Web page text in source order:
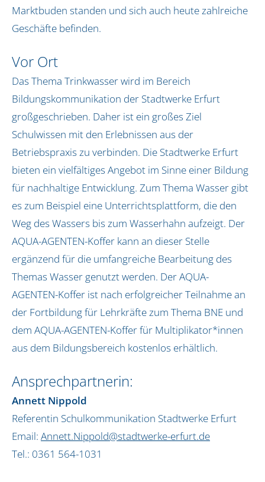
Bildungskonzept
Pädagogisches Leitbild
Auszeichnungen
Vor Ort
Biosphärenreservat Flusslandschaft Elbe-
Biosphärenband Schaalsee-Elbe
Dithmarschen
Erfurt
Hamburg
Jena und Weimar
Koblenz
Köln, Pulheim und Frechen
Naturpark Dahme-Heideseen
Oldenburg und Ostfriesland
Rhein-Taunus
Siegburg
Südholstein
Unser Team
Unsere Initiatorin
Infos
Kontakt
Marktbuden standen und sich auch heute zahlreiche
Geschäfte befinden.
Vor Ort
Das Thema Trinkwasser wird im Bereich
Bildungskommunikation der Stadtwerke Erfurt
großgeschrieben. Daher ist ein großes Ziel
Schulwissen mit den Erlebnissen aus der
Betriebspraxis zu verbinden. Die Stadtwerke Erfurt
bieten ein vielfältiges Angebot im Sinne einer Bildung
für nachhaltige Entwicklung. Zum Thema Wasser gibt
es zum Beispiel eine Unterrichtsplattform, die den
Weg des Wassers bis zum Wasserhahn aufzeigt. Der
AQUA-AGENTEN-Koffer kann an dieser Stelle
ergänzend für die umfangreiche Bearbeitung des
Themas Wasser genutzt werden. Der AQUA-
AGENTEN-Koffer ist nach erfolgreicher Teilnahme an
der Fortbildung für Lehrkräfte zum Thema BNE und
dem AQUA-AGENTEN-Koffer für Multiplikator*innen
aus dem Bildungsbereich kostenlos erhältlich.
Ansprechpartnerin:
Annett Nippold
Referentin Schulkommunikation Stadtwerke Erfurt
Email: Annett.Nippold@stadtwerke-erfurt.de
Tel.: 0361 564-1031